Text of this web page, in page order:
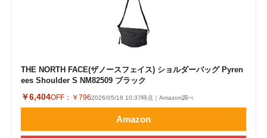
THE NORTH FACE(ザノースフェイス) ショルダーバッグ Pyren
ees Shoulder S NM82509 ブラック
￥6,404OFF： ￥7962026/05/18 10:37時点｜Amazon調べ
Amazon